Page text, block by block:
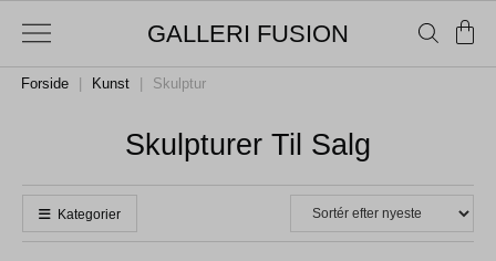
GALLERI FUSION
Forside Kunst Skulptur
Skulpturer Til Salg
Kategorier